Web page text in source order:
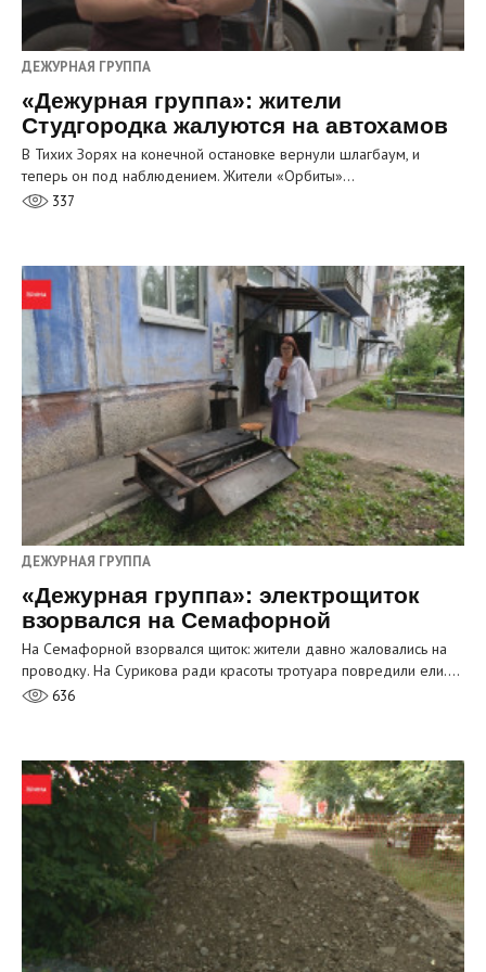
ДЕЖУРНАЯ ГРУППА
«Дежурная группа»: жители
Студгородка жалуются на автохамов
В Тихих Зорях на конечной остановке вернули шлагбаум, и
теперь он под наблюдением. Жители «Орбиты»…
337
ДЕЖУРНАЯ ГРУППА
«Дежурная группа»: электрощиток
взорвался на Семафорной
На Семафорной взорвался щиток: жители давно жаловались на
проводку. На Сурикова ради красоты тротуара повредили ели.…
636